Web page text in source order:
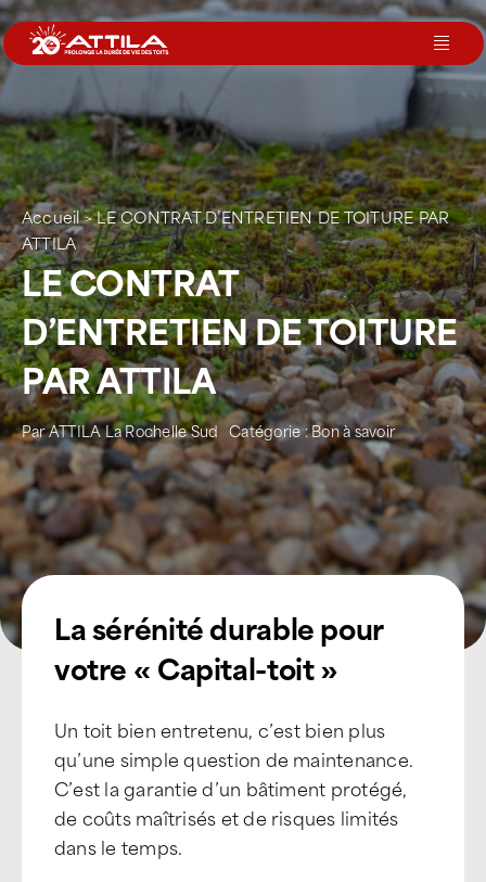
Passer
au
contenu
Le groupe
Nos services
Nos agences
Votre toit
Rejoignez-nous
Devenir Franchisé
Accueil>LE CONTRAT D’ENTRETIEN DE TOITURE PAR
ATTILA
LE CONTRAT
D’ENTRETIEN DE TOITURE
PAR ATTILA
ParATTILA La Rochelle Sud Catégorie :Bon à savoir
La sérénité durable pour
votre « Capital-toit »
Un toit bien entretenu, c’est bien plus
qu’une simple question de maintenance.
C’est la garantie d’un bâtiment protégé,
de coûts maîtrisés et de risques limités
dans le temps.